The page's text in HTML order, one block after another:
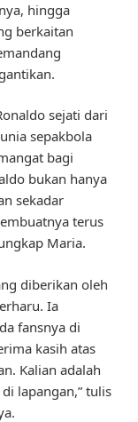
hingga
berkaitan
sejati dari
sepakbola
bagi
bukan hanya
sekadar
terus
Maria.
diberikan oleh
Ia
fansnya di
kasih atas
Kalian adalah
lapangan,” tulis